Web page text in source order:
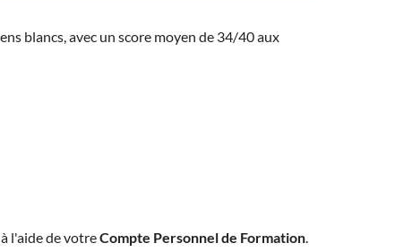
blancs, avec un score moyen de 34/40 aux
l'aide de votreCompte Personnel de Formation.